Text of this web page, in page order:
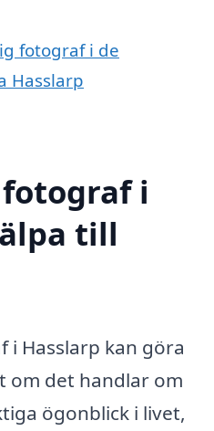
fotograf i de
Hasslarp
i
till
Hasslarp kan göra
om det handlar om
ögonblick i livet,